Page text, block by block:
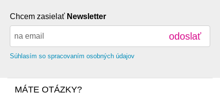
Chcem zasielať Newsletter
odoslať
Súhlasím so spracovaním osobných údajov
MÁTE OTÁZKY?